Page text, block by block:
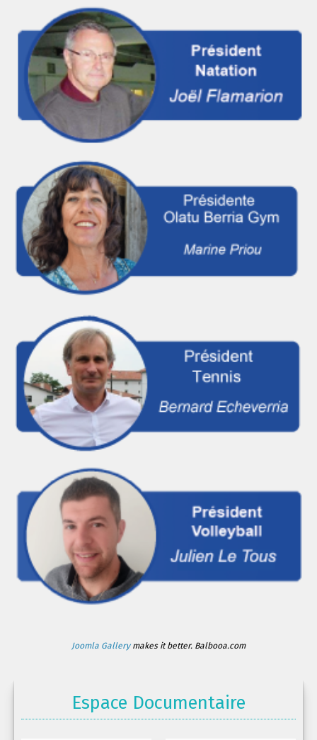
Joomla Gallerymakes it better. Balbooa.com
Espace Documentaire